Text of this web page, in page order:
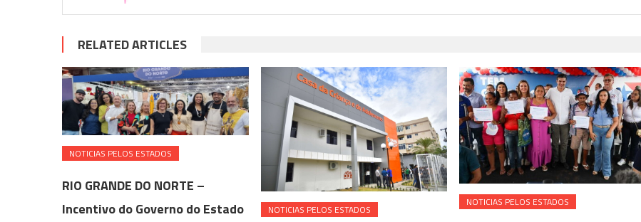
RELATED ARTICLES
NOTICIAS PELOS ESTADOS
RIO GRANDE DO NORTE –
Incentivo do Governo do Estado
NOTICIAS PELOS ESTADOS
NOTICIAS PELOS ESTADOS